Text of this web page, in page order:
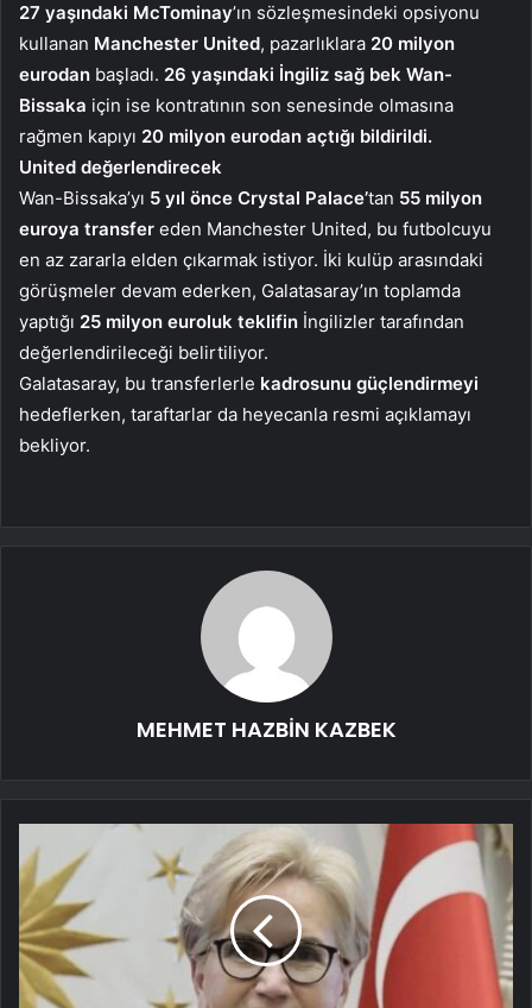
27 yaşındaki McTominay’ın sözleşmesindeki opsiyonu
kullanan Manchester United, pazarlıklara 20 milyon
eurodan başladı. 26 yaşındaki İngiliz sağ bek Wan-
Bissaka için ise kontratının son senesinde olmasına
rağmen kapıyı 20 milyon eurodan açtığı bildirildi.
United değerlendirecek
Wan-Bissaka’yı 5 yıl önce Crystal Palace’tan 55 milyon
euroya transfer eden Manchester United, bu futbolcuyu
en az zararla elden çıkarmak istiyor. İki kulüp arasındaki
görüşmeler devam ederken, Galatasaray’ın toplamda
yaptığı 25 milyon euroluk teklifin İngilizler tarafından
değerlendirileceği belirtiliyor.
Galatasaray, bu transferlerle kadrosunu güçlendirmeyi
hedeflerken, taraftarlar da heyecanla resmi açıklamayı
bekliyor.
MEHMET HAZBİN KAZBEK